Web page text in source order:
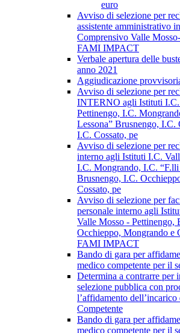
euro
Avviso di selezione per
assistente amministrativo
Comprensivo Valle
FAMI IMPACT
Verbale apertura delle
anno 2021
Aggiudicazione
Avviso di selezione per
INTERNO agli Istituti I.C.
Pettinengo, I.C.
Lessona” Brusnengo,
I.C. Cossato, pe
Avviso di selezione per
interno agli Istituti I.C.
I.C. Mongrando, I.C. “F.lli
Brusnengo, I.C.
Cossato, pe
Avviso di selezione per
personale interno agli
Valle Mosso - Pettinengo,
Occhieppo, Mongrando e
FAMI IMPACT
Bando di gara per
medico competente per il
Determina a contrarre per
selezione pubblica con
l’affidamento
Competente
Bando di gara per
medico competente per il